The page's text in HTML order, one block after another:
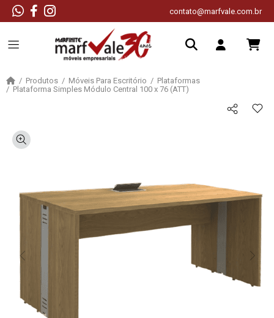
contato@marfvale.com.br
Produtos Móveis Para Escritório
Plataformas
Plataforma Simples Módulo Central 100 x 76 (ATT)